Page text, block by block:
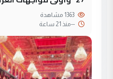
--منذ 21 ساعة